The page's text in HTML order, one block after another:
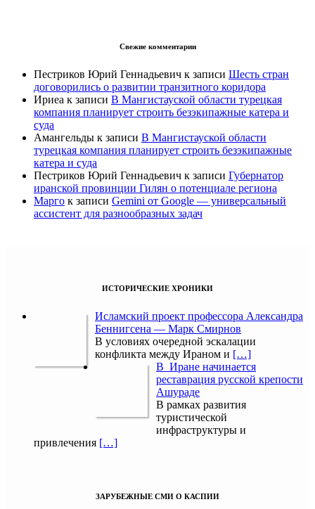
Свежие комментарии
Пестриков Юрий Геннадьевич к записи Шесть стран
договорились о развитии транзитного коридора
Ириеа к записи В Мангистауской области турецкая
компания планирует строить безэкипажные катера и
суда
Амангельды к записи В Мангистауской области
турецкая компания планирует строить безэкипажные
катера и суда
Пестриков Юрий Геннадьевич к записи Губернатор
иранской провинции Гилян о потенциале региона
Марго к записи Gemini от Google — универсальный
ассистент для разнообразных задач
ИСТОРИЧЕСКИЕ ХРОНИКИ
Исламский проект профессора Александра
Беннигсена — Марк Смирнов
В условиях очередной эскалации
конфликта между Ираном и […]
В Иране начинается
реставрация русской крепости
Ашураде
В рамках развития
туристической
инфраструктуры и
привлечения […]
ЗАРУБЕЖНЫЕ СМИ О КАСПИИ